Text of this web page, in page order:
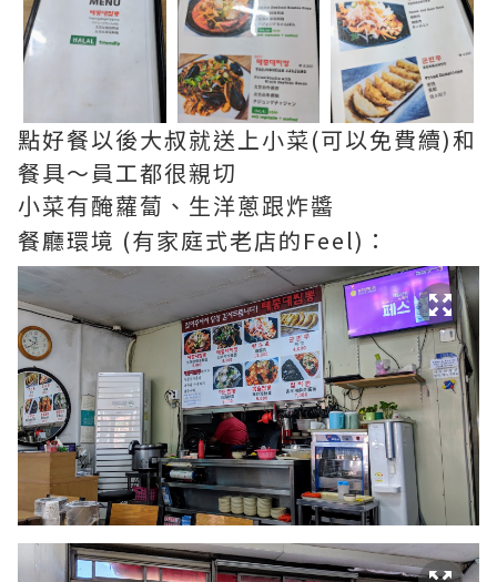
點好餐以後大叔就送上小菜(可以免費續)和
餐具～員工都很親切
小菜有醃蘿蔔、生洋蔥跟炸醬
餐廳環境 (有家庭式老店的Feel)：